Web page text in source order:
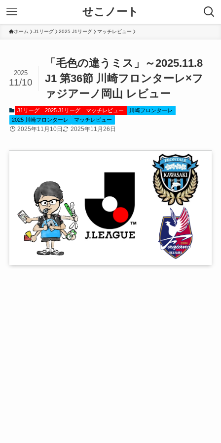
せこノート
ホーム J1リーグ 2025 J1リーグ マッチレビュー
「毛色の違うミス」～2025.11.8
J1 第36節 川崎フロンターレ×フ
ァジアーノ岡山 レビュー
2025
11/10
J1リーグ 2025 J1リーグ マッチレビュー
川崎フロンターレ
2025 川崎フロンターレ
マッチレビュー
2025年11月10日 2025年11月26日